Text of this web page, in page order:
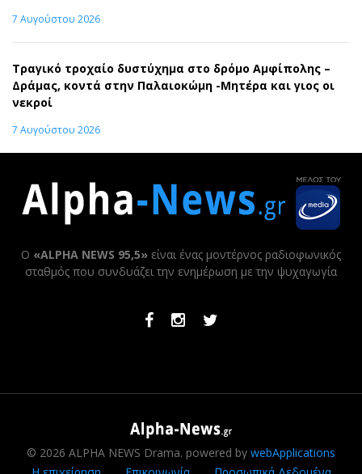
7 Αυγούστου 2026
Τραγικό τροχαίο δυστύχημα στο δρόμο Αμφίπολης –
Δράμας, κοντά στην Παλαιοκώμη -Μητέρα και γιος οι
νεκροί
7 Αυγούστου 2026
Ο «ALPHA NEWS 95,5» είναι ένας μοντέρνος ραδιοφωνικός
σταθμός που συνδυάζει την ενημέρωση με την ψυχαγωγία
FacebookInstagramTwitter
© 2026 ALPHA NEWS Drama. powered by webApplications